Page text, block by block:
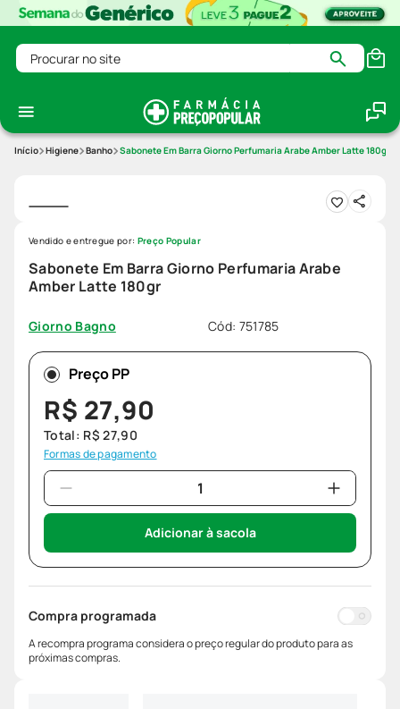
Procurar no site
Higiene Banho Sabonete Em Barra Giorno Perfumaria Arabe Amber Latte 180gr
Sabonete Em Barra Giorno Perfumaria Arabe
Amber Latte 180gr
Giorno Bagno Cód: 751785
Vendido e entregue por: Preço Popular
Preço PP
R$ 27,90
Total: R$ 27,90
Formas de pagamento
Adicionar à sacola
Compra programada
A recompra programa considera o preço regular do produto para as
próximas compras.